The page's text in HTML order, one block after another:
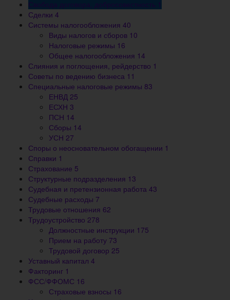
Сделки 4
Системы налогообложения 40
Виды налогов и сборов 10
Налоговые режимы 16
Общее налогообложения 14
Слияния и поглощения, рейдерство 1
Советы по ведению бизнеса 11
Специальные налоговые режимы 83
ЕНВД 25
ЕСХН 3
ПСН 14
Сборы 14
УСН 27
Споры о неосновательном обогащении 1
Справки 1
Страхование 5
Структурные подразделения 13
Судебная и претензионная работа 43
Судебные расходы 7
Трудовые отношения 62
Трудоустройство 278
Должностные инструкции 175
Прием на работу 73
Трудовой договор 25
Уставный капитал 4
Факторинг 1
ФСС/ФФОМС 16
Страховые взносы 16